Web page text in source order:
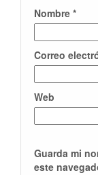
Nombre *
Correo
Web
Guarda mi
este